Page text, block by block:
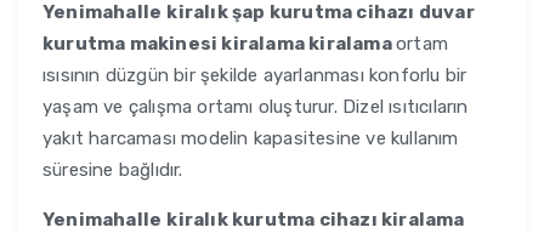
Yenimahalle kiralık şap kurutma cihazı duvar
kurutma makinesi kiralama kiralamaortam
ısısının düzgün bir şekilde ayarlanması konforlu bir
yaşam ve çalışma ortamı oluşturur. Dizel ısıtıcıların
yakıt harcaması modelin kapasitesine ve kullanım
süresine bağlıdır.
Yenimahalle kiralık kurutma cihazı kiralama